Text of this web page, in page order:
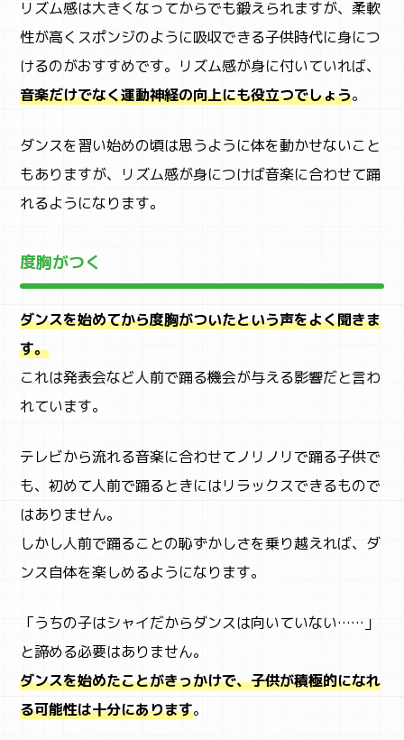
アクティビティ検索
ACTIVITY
リズム感は大きくなってからでも鍛えられますが、柔軟
性が高くスポンジのように吸収できる子供時代に身につ
けるのがおすすめです。リズム感が身に付いていれば、
音楽だけでなく運動神経の向上にも役立つでしょう。
ダンスを習い始めの頃は思うように体を動かせないこと
もありますが、リズム感が身につけば音楽に合わせて踊
れるようになります。
度胸がつく
ダンスを始めてから度胸がついたという声をよく聞きま
す。
これは発表会など人前で踊る機会が与える影響だと言わ
れています。
テレビから流れる音楽に合わせてノリノリで踊る子供で
も、初めて人前で踊るときにはリラックスできるもので
はありません。
しかし人前で踊ることの恥ずかしさを乗り越えれば、ダ
ンス自体を楽しめるようになります。
「うちの子はシャイだからダンスは向いていない……」
と諦める必要はありません。
ダンスを始めたことがきっかけで、子供が積極的になれ
る可能性は十分にあります。